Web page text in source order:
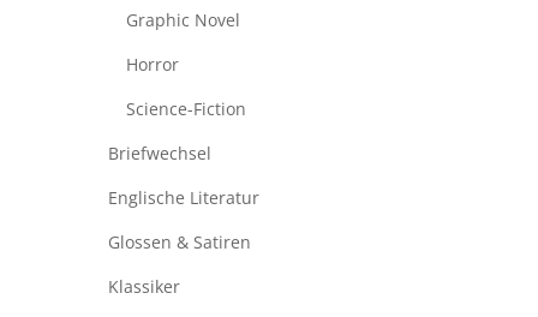
Graphic Novel
Horror
Science-Fiction
Briefwechsel
Englische Literatur
Glossen & Satiren
Klassiker